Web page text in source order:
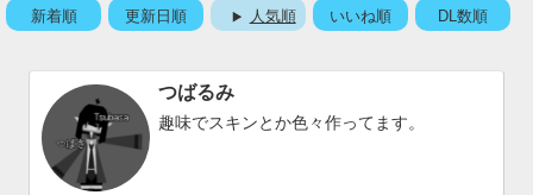
新着順 更新日順 人気順 いいね順 DL数順
つばるみ
趣味でスキンとか色々作ってます。